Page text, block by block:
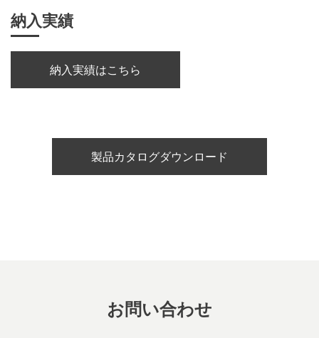
納入実績
納入実績はこちら
製品カタログダウンロード
お問い合わせ